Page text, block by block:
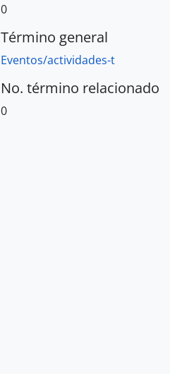
0
Término general
Eventos/actividades-t
No. término relacionado
0